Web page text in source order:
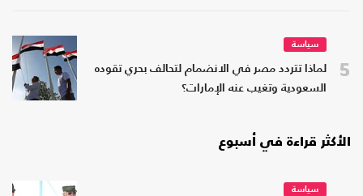
5
سياسة
لماذا تتردد مصر في الانضمام لتحالف بحري تقوده
السعودية وتغيب عنه الإمارات؟
الأكثر قراءة في أسبوع
سياسة